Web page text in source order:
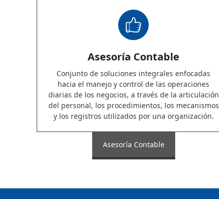
Asesoría Contable
Conjunto de soluciones integrales enfocadas
hacia el manejo y control de las operaciones
diarias de los negocios, a través de la articulación
del personal, los procedimientos, los mecanismos
y los registros utilizados por una organización.
Asesoría Contable